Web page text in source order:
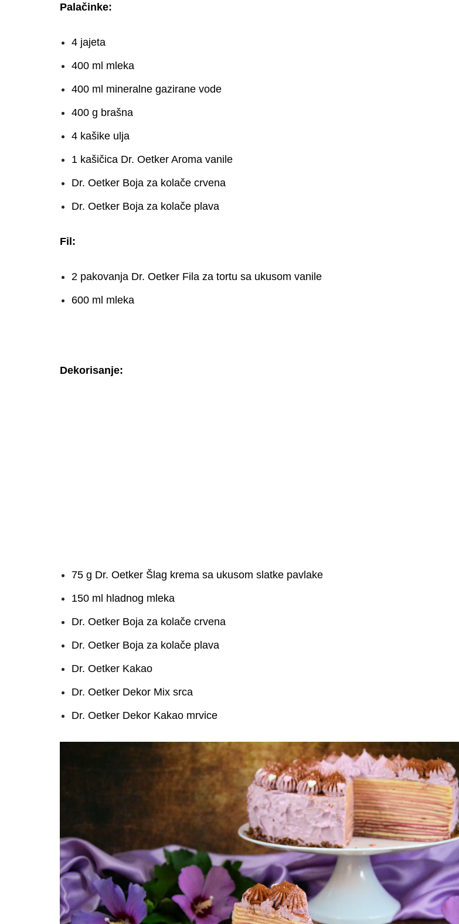
Palačinke:
4 jajeta
400 ml mleka
400 ml mineralne gazirane vode
400 g brašna
4 kašike ulja
1 kašičica Dr. Oetker Aroma vanile
Dr. Oetker Boja za kolače crvena
Dr. Oetker Boja za kolače plava
Fil:
2 pakovanja Dr. Oetker Fila za tortu sa ukusom vanile
600 ml mleka
Dekorisanje:
75 g Dr. Oetker Šlag krema sa ukusom slatke pavlake
150 ml hladnog mleka
Dr. Oetker Boja za kolače crvena
Dr. Oetker Boja za kolače plava
Dr. Oetker Kakao
Dr. Oetker Dekor Mix srca
Dr. Oetker Dekor Kakao mrvice